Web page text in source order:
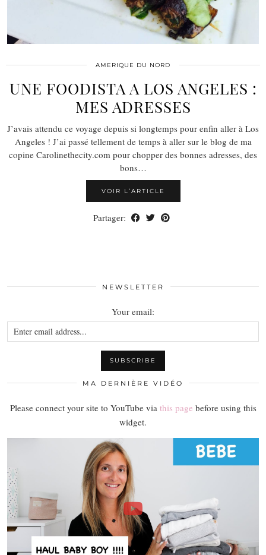
AMERIQUE DU NORD
UNE FOODISTA A LOS ANGELES :
MES ADRESSES
J’avais attendu ce voyage depuis si longtemps pour enfin aller à Los
Angeles ! J’ai passé tellement de temps à aller sur le blog de ma
copine Carolinethecity.com pour chopper des bonnes adresses, des
bons…
VOIR L’ARTICLE
Partager:
NEWSLETTER
Your email:
MA DERNIÈRE VIDÉO
Please connect your site to YouTube via this page before using this
widget.